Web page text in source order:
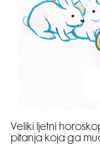
Veliki ljetni
pitanja koja ga